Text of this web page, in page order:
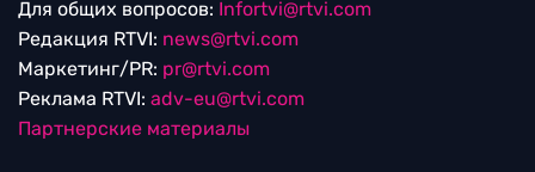
Для общих вопросов: Infortvi@rtvi.com
Редакция RTVI: news@rtvi.com
Маркетинг/PR: pr@rtvi.com
Реклама RTVI: adv-eu@rtvi.com
Партнерские материалы